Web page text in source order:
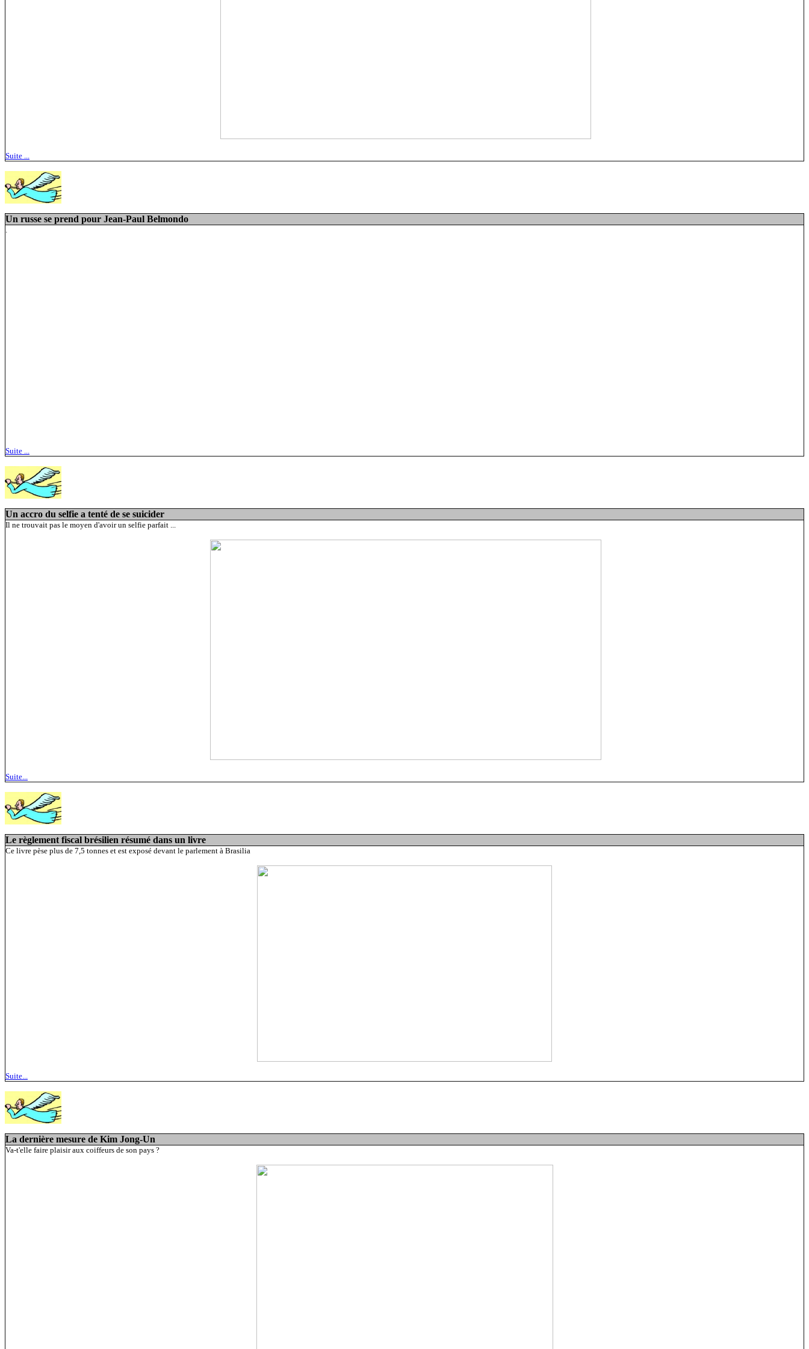
Suite ...
Un russe se prend pour Jean-Paul Belmondo
.
Suite ...
Un accro du selfie a tenté de se suicider
Il ne trouvait pas le moyen d'avoir un selfie parfait ...
Suite...
Le règlement fiscal brésilien résumé dans un livre
Ce livre pèse plus de 7,5 tonnes et est exposé devant le parlement à Brasilia
Suite...
La dernière mesure de Kim Jong-Un
Va-t'elle faire plaisir aux coiffeurs de son pays ?